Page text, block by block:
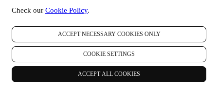
Check our Cookie Policy.
ACCEPT NECESSARY COOKIES ONLY
COOKIE SETTINGS
ACCEPT ALL COOKIES
désinscription sera traitée dans les meilleurs délais, mais dans
communications supplémentaires jusqu'à ce que votre désinscription
soit complètement traitée.
C’est vous qui contrôlez vos données
N'oubliez pas que vous avez le contrôle de vos données et que vous
pouvez gérer vos préférences à tout moment. Nous vous
garantissons de ne jamais transmettre vos données à des
organisations tierces à des fins marketing sans votre autorisation.